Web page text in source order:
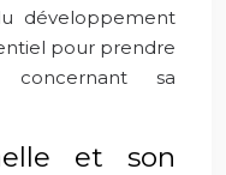
développement
pour prendre
concernant sa
et son